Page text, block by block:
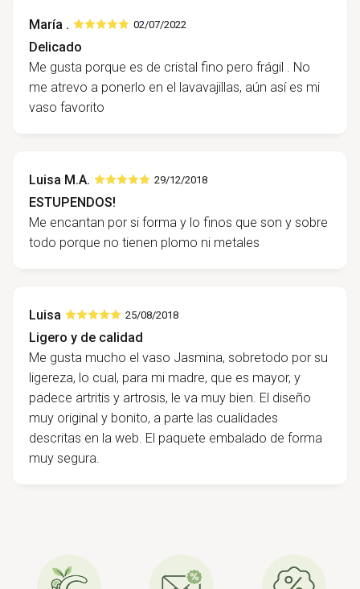
María . 02/07/2022
Delicado
Me gusta porque es de cristal fino pero frágil . No
me atrevo a ponerlo en el lavavajillas, aún así es mi
vaso favorito
Luisa M.A. 29/12/2018
ESTUPENDOS!
Me encantan por si forma y lo finos que son y sobre
todo porque no tienen plomo ni metales
Luisa 25/08/2018
Ligero y de calidad
Me gusta mucho el vaso Jasmina, sobretodo por su
ligereza, lo cual, para mi madre, que es mayor, y
padece artritis y artrosis, le va muy bien. El diseño
muy original y bonito, a parte las cualidades
descritas en la web. El paquete embalado de forma
muy segura.